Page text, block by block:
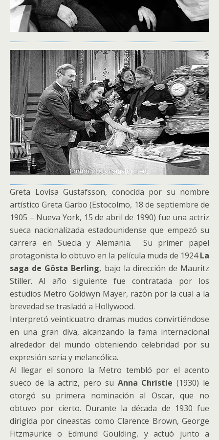
Greta Lovisa Gustafsson, conocida por su nombre
artístico Greta Garbo (Estocolmo, 18 de septiembre de
1905 – Nueva York, 15 de abril de 1990) fue una actriz
sueca nacionalizada estadounidense que empezó su
carrera en Suecia y Alemania. Su primer papel
protagonista lo obtuvo en la película muda de 1924La
saga de Gösta Berling, bajo la dirección de Mauritz
Stiller. Al año siguiente fue contratada por los
estudios Metro Goldwyn Mayer, razón por la cual a la
brevedad se trasladó a Hollywood.
Interpretó veinticuatro dramas mudos convirtiéndose
en una gran diva, alcanzando la fama internacional
alrededor del mundo obteniendo celebridad por su
expresión seria y melancólica.
Al llegar el sonoro la Metro tembló por el acento
sueco de la actriz, pero su Anna Christie(1930) le
otorgó su primera nominación al Oscar, que no
obtuvo por cierto. Durante la década de 1930 fue
dirigida por cineastas como Clarence Brown, George
Fitzmaurice o Edmund Goulding, y actuó junto a